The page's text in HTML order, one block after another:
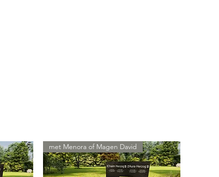
met Menora of Magen David